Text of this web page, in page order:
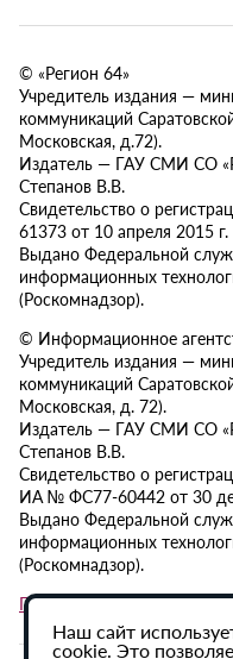
© «Регион 64»
Учредитель издания —
коммуникаций
Московская, д.72).
Издатель — ГАУ СМИ СО
Степанов В.В.
Свидетельство о
61373 от 10 апреля 2015 г.
Выдано Федеральной
информационных
(Роскомнадзор).
© Информационное
Учредитель издания —
коммуникаций
Московская, д. 72).
Издатель — ГАУ СМИ СО
Степанов В.В.
Свидетельство о
ИА № ФС77-60442 от 30
Выдано Федеральной
информационных
(Роскомнадзор).
Политика в отношении
Наш сайт
cookie. Это